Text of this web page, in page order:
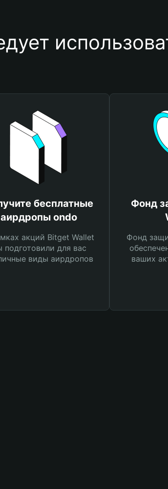
бесплатные
аирдропы ondo
акций Bitget Wallet
подготовили для вас
виды аирдропов
Фонд
Фонд
ваших